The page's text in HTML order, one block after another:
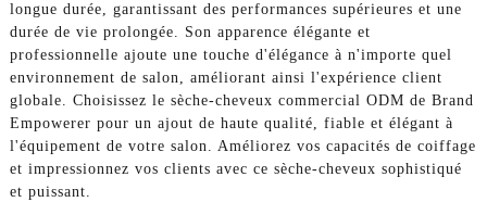
longue durée, garantissant des performances supérieures et une
durée de vie prolongée. Son apparence élégante et
professionnelle ajoute une touche d'élégance à n'importe quel
environnement de salon, améliorant ainsi l'expérience client
globale. Choisissez le sèche-cheveux commercial ODM de Brand
Empowerer pour un ajout de haute qualité, fiable et élégant à
l'équipement de votre salon. Améliorez vos capacités de coiffage
et impressionnez vos clients avec ce sèche-cheveux sophistiqué
et puissant.